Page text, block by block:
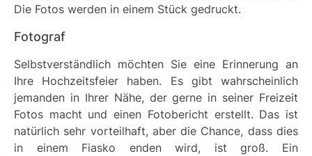
Die Fotos werden in einem Stück gedruckt.
Fotograf
Selbstverständlich möchten Sie eine Erinnerung an
Ihre Hochzeitsfeier haben. Es gibt wahrscheinlich
jemanden in Ihrer Nähe, der gerne in seiner Freizeit
Fotos macht und einen Fotobericht erstellt. Das ist
natürlich sehr vorteilhaft, aber die Chance, dass dies
in einem Fiasko enden wird, ist groß. Ein